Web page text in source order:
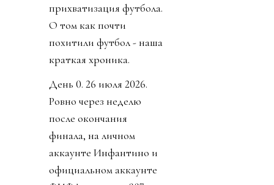
прихватизация футбола.
О том как почти
похитили футбол - наша
краткая хроника.
День 0. 26 июля 2026.
Ровно через неделю
после окончания
финала, на личном
аккаунте Инфантино и
официальном аккаунте